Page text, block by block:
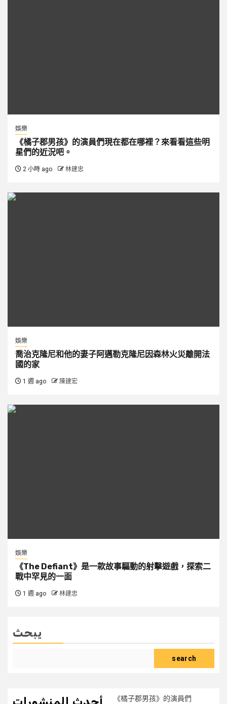
娛樂
《橘子郡男孩》的演員們現在都在哪裡？來看看這些明
星們的近況吧。
2 小時 ago 林建忠
娛樂
喬治克隆尼和他的妻子阿邁勒克隆尼因森林火災離開法
國的家
1 週 ago 陳建宏
娛樂
《The Defiant》是一款故事驅動的射擊遊戲，探索二
戰中罕見的一面
1 週 ago 林建忠
يبحث
search
《橘子郡男孩》的演員們